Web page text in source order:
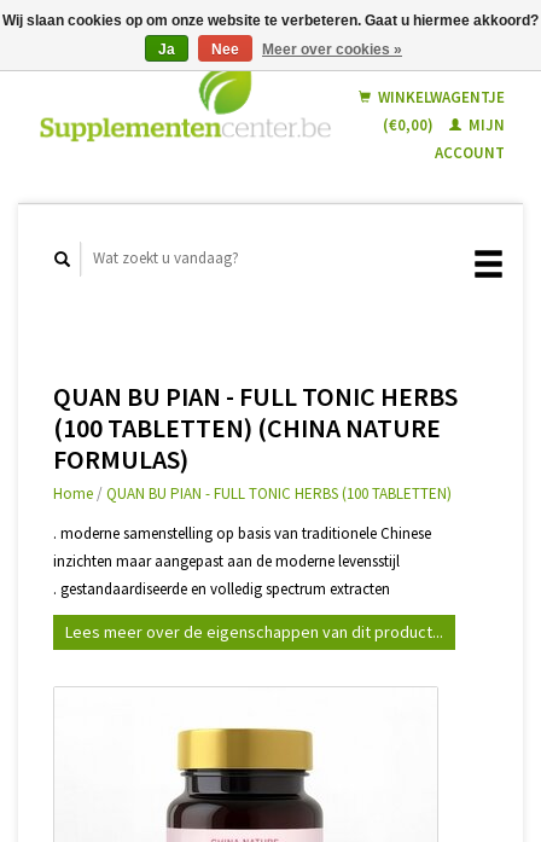
Nederlands
WINKELWAGENTJE
(€0,00)
MIJN
ACCOUNT
QUAN BU PIAN - FULL TONIC HERBS
(100 TABLETTEN) (CHINA NATURE
FORMULAS)
Home /QUAN BU PIAN - FULL TONIC HERBS (100 TABLETTEN)
. moderne samenstelling op basis van traditionele Chinese
inzichten maar aangepast aan de moderne levensstijl
. gestandaardiseerde en volledig spectrum extracten
Lees meer over de eigenschappen van dit product...
Wij slaan cookies op om onze website te verbeteren. Gaat u hiermee akkoord?
Ja
Nee Meer over cookies »